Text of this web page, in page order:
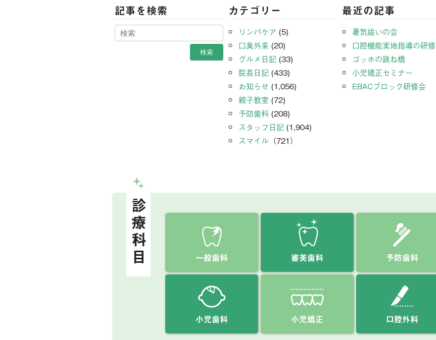
記事を検索 カテゴリー
リンパケア (5)
口臭外来 (20)
グルメ日記 (33)
院長日記 (433)
お知らせ (1,056)
親子教室 (72)
予防歯科 (208)
スタッフ日記 (1,904)
スマイル （721）
最近の記事
暑気祓いの会
口腔機能実地指導の研修
ゴッホの跳ね橋
小児矯正セミナー
EBACブロック研修会
診療科目 一般歯科 審美歯科 予防歯科
小児歯科 小児矯正 口腔外科